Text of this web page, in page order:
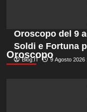
Oroscopo
Oroscopo del 9
Soldi e Fortuna
Blog.IT 9 Agosto 2026